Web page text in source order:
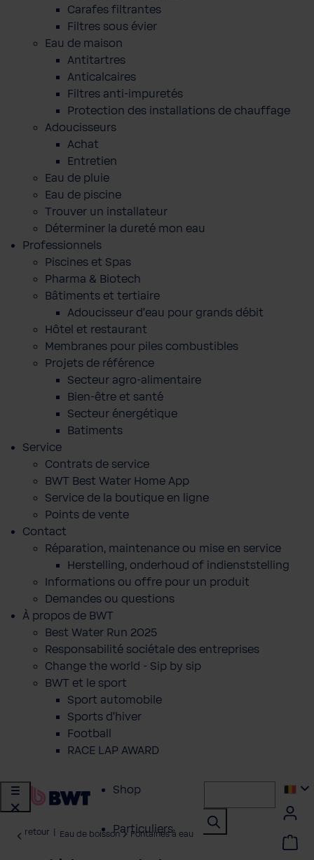
Carafes filtrantes
Filtres sous évier
Eau de maison
Antitartres
Anticalcaires
Filtres anti-impuretés
Protection des installations de chauffage
Adoucisseurs
Achat
Entretien
Eau de pluie
Eau de piscine
Trouver un installateur
Déterminer la dureté mon eau
Professionnels
Piscines et Spas
Pharma & Biotech
Bâtiments et tertiaire
Adoucisseur d'eau pour grands débit
Hôtel et restaurant
Membranes pour piles combustibles
Projets de référence
Secteur agro-alimentaire
Bien-être et santé
Secteur énergétique
Batiments
Service
Contrats de service
BWT Best Water Home App
Service de la boutique en ligne
Points de vente
Contact
Réparation, maintenance ou mise en service
Herstelling, onderhoud of indienststelling
Informations ou offre pour un produit
Demandes ou questions
À propos de BWT
Best Water Run 2025
Responsabilité sociétale des entreprises
Change the world - Sip by sip
BWT et le sport
Sport automobile
Sports d'hiver
Football
RACE LAP AWARD
Shop
Particuliers
retour Eau de boisson Fontaines à eau